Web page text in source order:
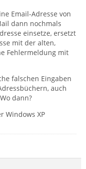
Email-Adresse von
dann nochmals
einsetze, ersetzt
mit der alten,
Fehlermeldung mit
falschen Eingaben
auch
dann?
Windows XP